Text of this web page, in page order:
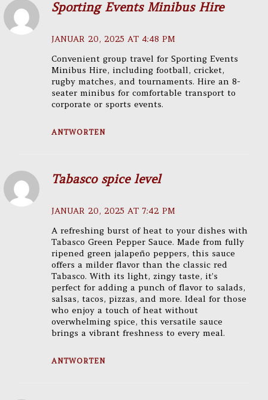
Sporting Events Minibus Hire
JANUAR 20, 2025 AT 4:48 PM
Convenient group travel for Sporting Events
Minibus Hire, including football, cricket,
rugby matches, and tournaments. Hire an 8-
seater minibus for comfortable transport to
corporate or sports events.
ANTWORTEN
Tabasco spice level
JANUAR 20, 2025 AT 7:42 PM
A refreshing burst of heat to your dishes with
Tabasco Green Pepper Sauce. Made from fully
ripened green jalapeño peppers, this sauce
offers a milder flavor than the classic red
Tabasco. With its light, zingy taste, it’s
perfect for adding a punch of flavor to salads,
salsas, tacos, pizzas, and more. Ideal for those
who enjoy a touch of heat without
overwhelming spice, this versatile sauce
brings a vibrant freshness to every meal.
ANTWORTEN